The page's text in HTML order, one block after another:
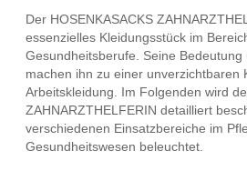
Der HOSENKASACKS
essenzielles Kleidungsstück im
Gesundheitsberufe. Seine Bedeutung
machen ihn zu einer unverzichtbaren
Arbeitskleidung. Im Folgenden wird
ZAHNARZTHELFERIN detailliert
verschiedenen Einsatzbereiche im
Gesundheitswesen beleuchtet.